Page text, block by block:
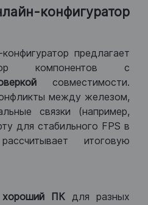
конфигуратор
предлагает
компонентов с
совместимости.
между железом,
связки (например,
для стабильного FPS в
итоговую
хороший ПКдля разных